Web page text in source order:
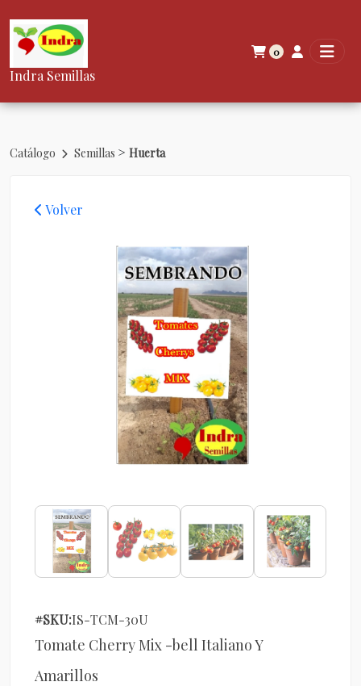
Indra Semillas
0
Catálogo Semillas > Huerta
Volver
#SKU:IS-TCM-30U
Tomate Cherry Mix -bell Italiano Y
Amarillos